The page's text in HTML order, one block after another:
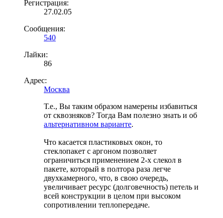
Регистрация:
27.02.05
Сообщения:
540
Лайки:
86
Адрес:
Москва
Т.е., Вы таким образом намерены избавиться
от сквозняков? Тогда Вам полезно знать и об
альтернативном варианте.
Что касается пластиковых окон, то
стеклопакет с аргоном позволяет
ограничиться применением 2-х слекол в
пакете, который в полтора раза легче
двухкамерного, что, в свою очередь,
увеличивает ресурс (долговечность) петель и
всей конструкции в целом при высоком
сопротивлении теплопередаче.